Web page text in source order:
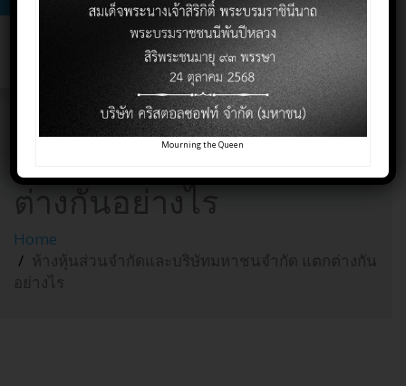
Toggle
ห้างหุ้นส่วนจำกัดและ
บริษัทมหาชนจำกัด แตก
ต่างกันอย่างไร
Home
ห้างหุ้นส่วนจำกัดและบริษัทมหาชนจำกัด แตกต่างกัน
อย่างไร
Mourning the Queen